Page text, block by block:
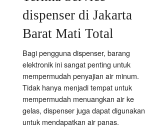
dispenser di Jakarta
Barat Mati Total
Bagi pengguna dispenser, barang
elektronik ini sangat penting untuk
mempermudah penyajian air minum.
Tidak hanya menjadi tempat untuk
mempermudah menuangkan air ke
gelas, dispenser juga dapat digunakan
untuk mendapatkan air panas.